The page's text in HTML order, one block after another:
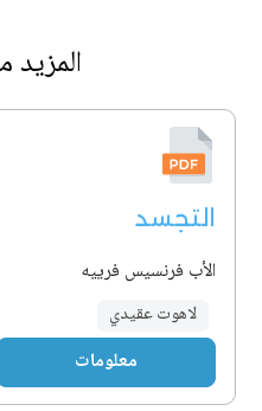
التجسد
الأب فرنسيس فرييه
لاهوت عقيدي
معلومات